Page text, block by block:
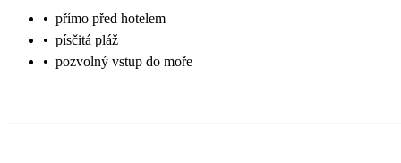
• přímo před hotelem
• písčitá pláž
• pozvolný vstup do moře